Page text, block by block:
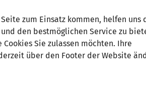
zum Einsatz kommen, helfen uns
den bestmöglichen Service zu
Sie zulassen möchten. Ihre
über den Footer der Website
to walk on the remains of the